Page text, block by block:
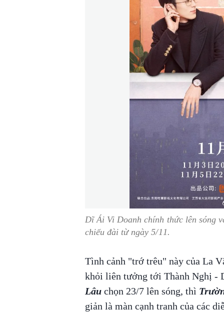
Dĩ Ái Vi Doanh chính thức lên sóng
chiếu đài từ ngày 5/11.
Tình cảnh "trớ trêu" này của La
khỏi liên tưởng tới Thành Nghị -
Lâuchọn 23/7 lên sóng, thì
giản là màn cạnh tranh của các